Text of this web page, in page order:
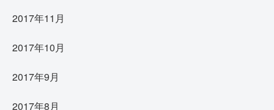
2017年11月
2017年10月
2017年9月
2017年8月